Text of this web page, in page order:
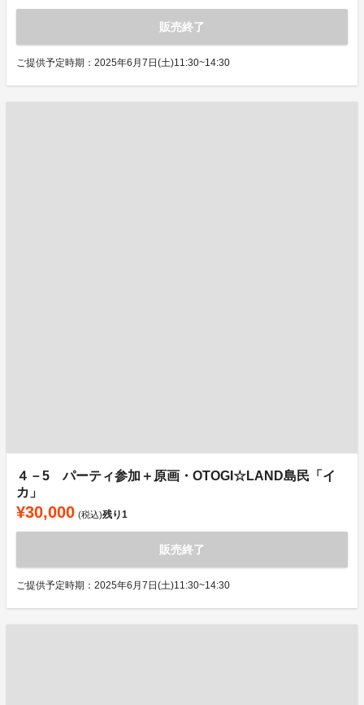
販売終了
ご提供予定時期：2025年6月7日(土)11:30~14:30
４－5 パーティ参加＋原画・OTOGI☆LAND島民「イ
カ」
¥30,000 (税込)残り1
販売終了
ご提供予定時期：2025年6月7日(土)11:30~14:30